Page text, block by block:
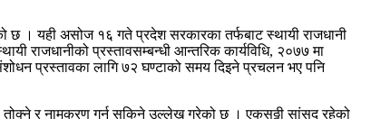
छ । यही असोज १६ गते प्रदेश सरकारका तर्फबाट स्थायी राजधानी
राजधानीको प्रस्तावसम्बन्धी आन्तरिक कार्यविधि, २०७७ मा
प्रस्तावका लागि ७२ घण्टाको समय दिइने प्रचलन भए पनि
तोक्ने र नामकरण गर्न सकिने उल्लेख गरेको छ । एकसठ्ठी सांसद रहेको